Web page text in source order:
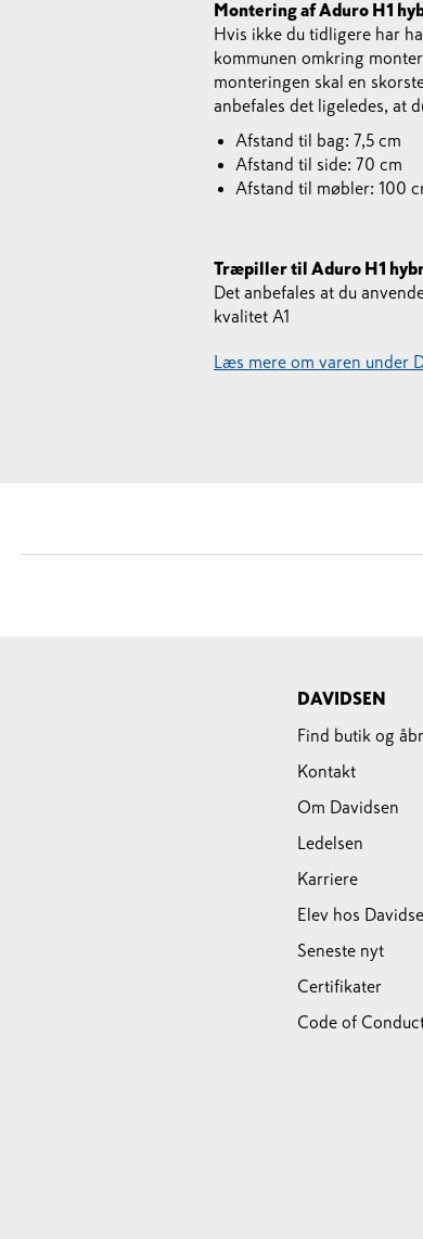
Montering af Aduro H1
Hvis ikke du tidligere har
kommunen omkring
monteringen skal en
anbefales det ligeledes, at
Afstand til bag: 7,5 cm
Afstand til side: 70 cm
Afstand til møbler: 100
Træpiller til Aduro H1
Det anbefales at du
kvalitet A1
Læs mere om varen under
DAVIDSEN
Find butik og
Kontakt
Om Davidsen
Ledelsen
Karriere
Elev hos
Seneste nyt
Certifikater
Code of